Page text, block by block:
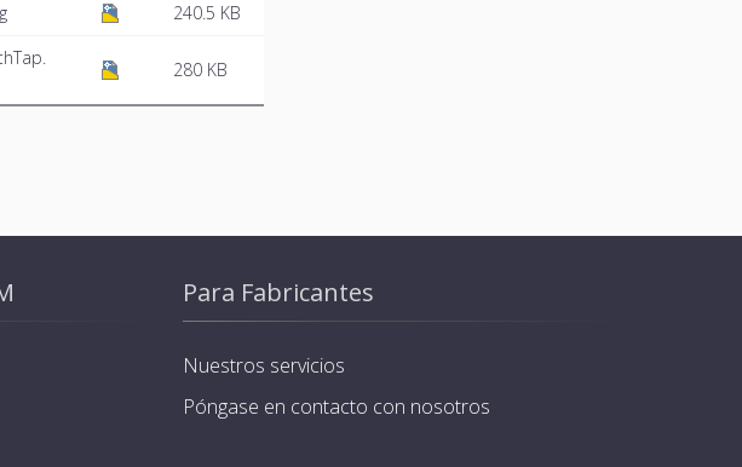
240.5 KB
280 KB
Para Fabricantes
Nuestros servicios
Póngase en contacto con nosotros